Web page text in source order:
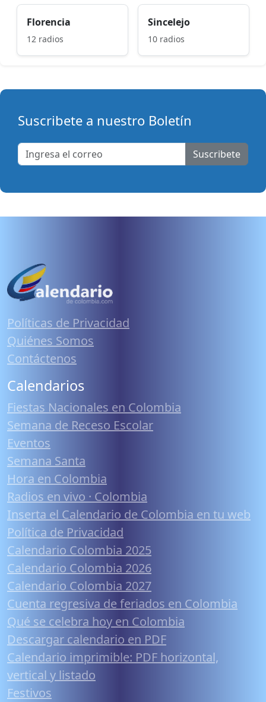
Florencia
12 radios
Sincelejo
10 radios
Suscribete a nuestro Boletín
Suscribete
Políticas de Privacidad
Quiénes Somos
Contáctenos
Calendarios
Fiestas Nacionales en Colombia
Semana de Receso Escolar
Eventos
Semana Santa
Hora en Colombia
Radios en vivo · Colombia
Inserta el Calendario de Colombia en tu web
Política de Privacidad
Calendario Colombia 2025
Calendario Colombia 2026
Calendario Colombia 2027
Cuenta regresiva de feriados en Colombia
Qué se celebra hoy en Colombia
Descargar calendario en PDF
Calendario imprimible: PDF horizontal,
vertical y listado
Festivos